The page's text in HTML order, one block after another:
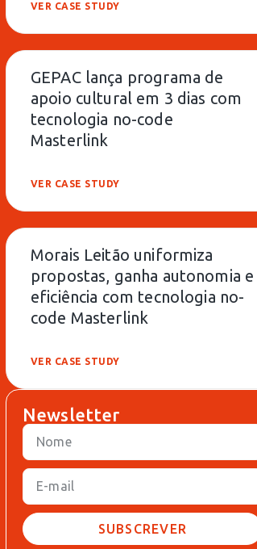
VER CASE STUDY
GEPAC lança programa de
apoio cultural em 3 dias com
tecnologia no-code
Masterlink
VER CASE STUDY
Morais Leitão uniformiza
propostas, ganha autonomia e
eficiência com tecnologia no-
code Masterlink
VER CASE STUDY
Newsletter
SUBSCREVER